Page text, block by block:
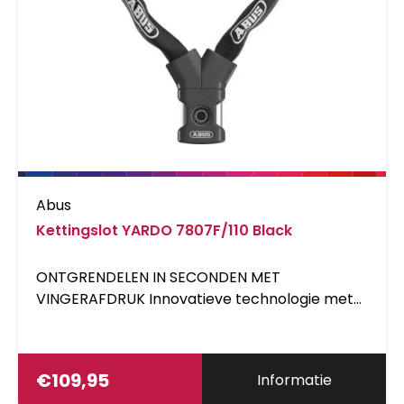
Abus
Kettingslot YARDO 7807F/110 Black
ONTGRENDELEN IN SECONDEN MET
VINGERAFDRUK Innovatieve technologie met
uw vingerafdruk. Het YARDO-kettingslot
€109,95 Informatie